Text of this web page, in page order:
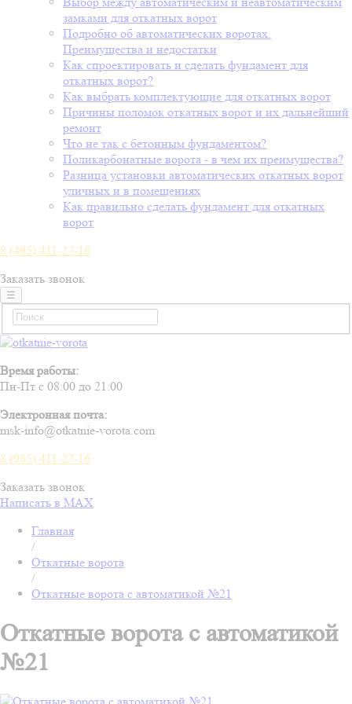
замками для откатных ворот
Подробно об автоматических воротах.
Преимущества и недостатки
Как спроектировать и сделать фундамент для
откатных ворот?
Как выбрать комплектующие для откатных ворот
Причины поломок откатных ворот и их дальнейший
ремонт
Что не так с бетонным фундаментом?
Поликарбонатные ворота - в чем их преимущества?
Разница установки автоматических откатных ворот
уличных и в помещениях
Как правильно сделать фундамент для откатных
ворот
8 (495) 411-27-16
Заказать звонок
☰
Время работы:
Пн-Пт с 08:00 до 21:00
Электронная почта:
msk-info@otkatnie-vorota.com
8 (985) 411-27-16
Заказать звонок
Написать в MAX
Главная
/
Откатные ворота
/
Откатные ворота с автоматикой №21
Откатные ворота с автоматикой
№21